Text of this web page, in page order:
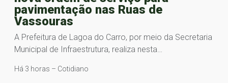
pavimentação nas Ruas de
Vassouras
A Prefeitura de Lagoa do Carro, por meio da Secretaria
Municipal de Infraestrutura, realiza nesta…
Há 3 horas – Cotidiano